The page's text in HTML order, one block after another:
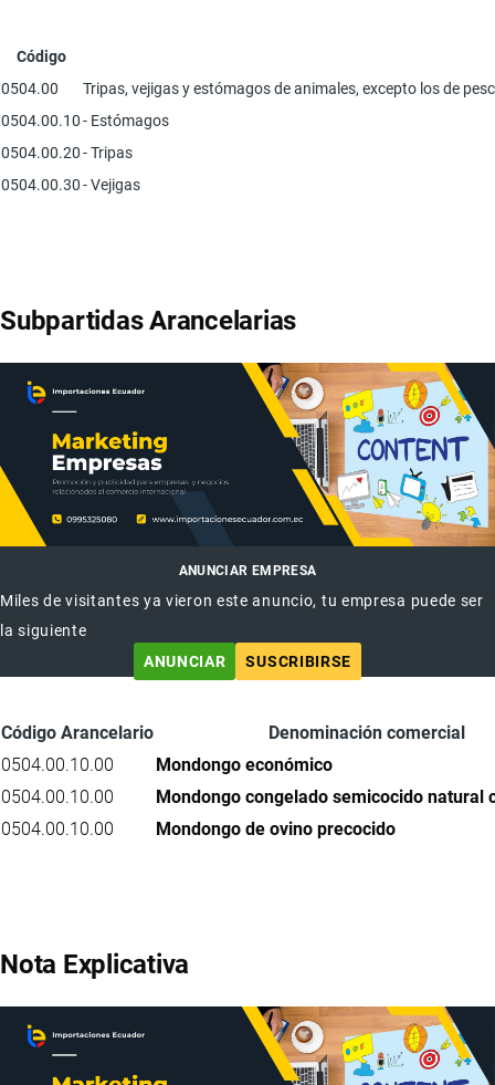
Código
0504.00
Tripas, vejigas y estómagos de animales, excepto los de
0504.00.10- Estómagos
0504.00.20- Tripas
0504.00.30- Vejigas
Subpartidas Arancelarias
ANUNCIAR EMPRESA
Miles de visitantes ya vieron este anuncio, tu empresa puede ser
la siguiente
ANUNCIAR
SUSCRIBIRSE
Código Arancelario
Denominación comercial
0504.00.10.00
Mondongo económico
0504.00.10.00
Mondongo congelado semicocido natural
0504.00.10.00
Mondongo de ovino precocido
Nota Explicativa